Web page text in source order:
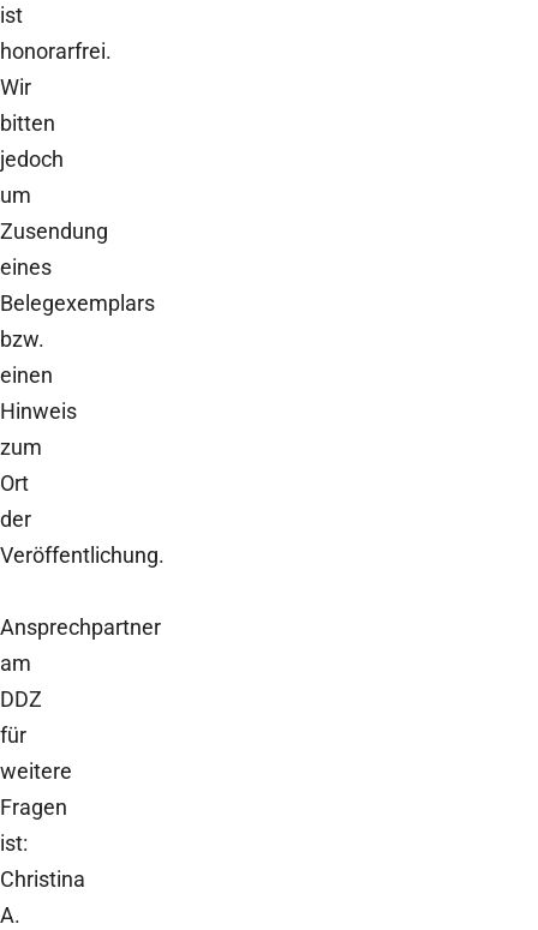
ist
honorarfrei.
Wir
bitten
jedoch
um
Zusendung
eines
Belegexemplars
bzw.
einen
Hinweis
zum
Ort
der
Veröffentlichung.
Ansprechpartner
am
DDZ
für
weitere
Fragen
ist:
Christina
A.